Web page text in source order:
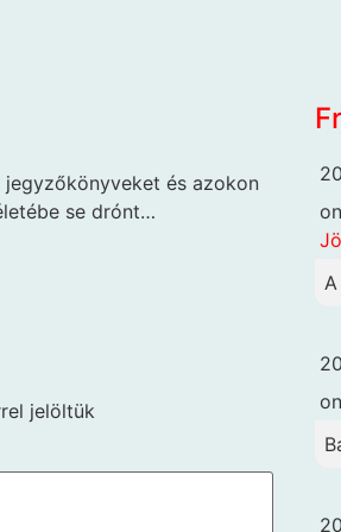
és azokon
se drónt…
jelöltük